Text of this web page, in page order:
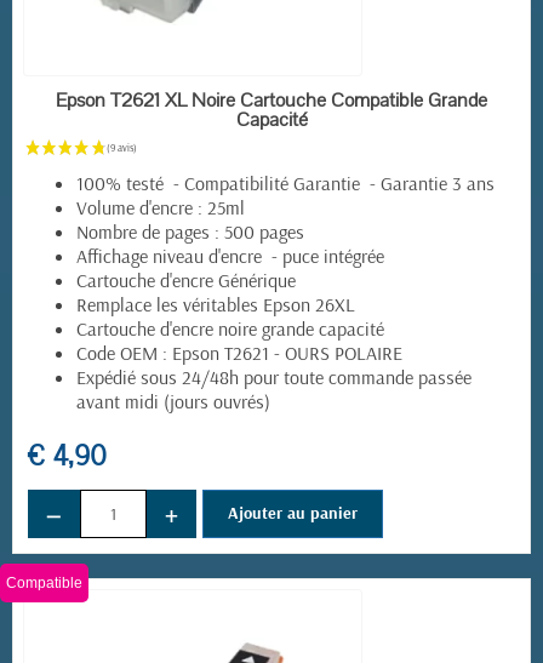
EN STOCK
Epson T2621 XL Noire Cartouche Compatible Grande
Capacité
100% testé - Compatibilité Garantie - Garantie 3 ans
Volume d'encre : 25ml
Nombre de pages : 500 pages
Affichage niveau d'encre - puce intégrée
Cartouche d'encre Générique
Remplace les véritables Epson 26XL
Cartouche d'encre noire grande capacité
Code OEM : Epson T2621 - OURS POLAIRE
Expédié sous 24/48h pour toute commande passée
avant midi (jours ouvrés)
€ 4,90
− + Ajouter au panier
Compatible